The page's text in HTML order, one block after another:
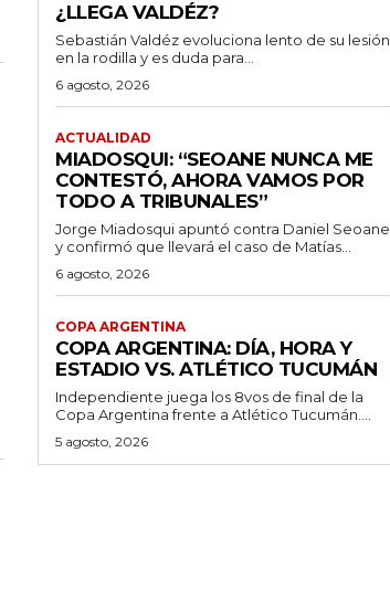
¿LLEGA VALDÉZ?
Sebastián Valdéz evoluciona lento de su lesión
en la rodilla y es duda para...
6 agosto, 2026
ACTUALIDAD
MIADOSQUI: “SEOANE NUNCA ME
CONTESTÓ, AHORA VAMOS POR
TODO A TRIBUNALES”
Jorge Miadosqui apuntó contra Daniel Seoane
y confirmó que llevará el caso de Matías...
6 agosto, 2026
COPA ARGENTINA
COPA ARGENTINA: DÍA, HORA Y
ESTADIO VS. ATLÉTICO TUCUMÁN
Independiente juega los 8vos de final de la
Copa Argentina frente a Atlético Tucumán....
5 agosto, 2026